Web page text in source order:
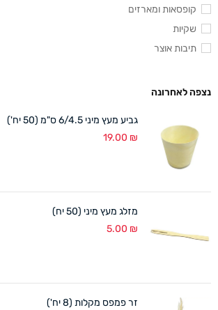
קופסאות ומארזים
שקיות
תיבות אוצר
נצפה לאחרונה
גביע מעץ מיני 6/4.5 ס"מ (50 יח')
19.00 ₪
מזלג מעץ מיני (50 יח)
5.00 ₪
זר פמפס מקלות (8 יח')